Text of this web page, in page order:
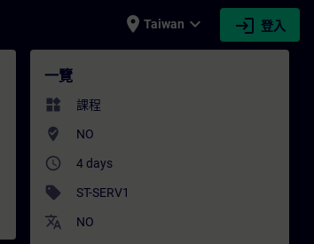
place Taiwan expand_more login 登入
一覽
widgets 課程
where_to_vote NO
access_time 4 days
sell ST-SERV1
translate NO